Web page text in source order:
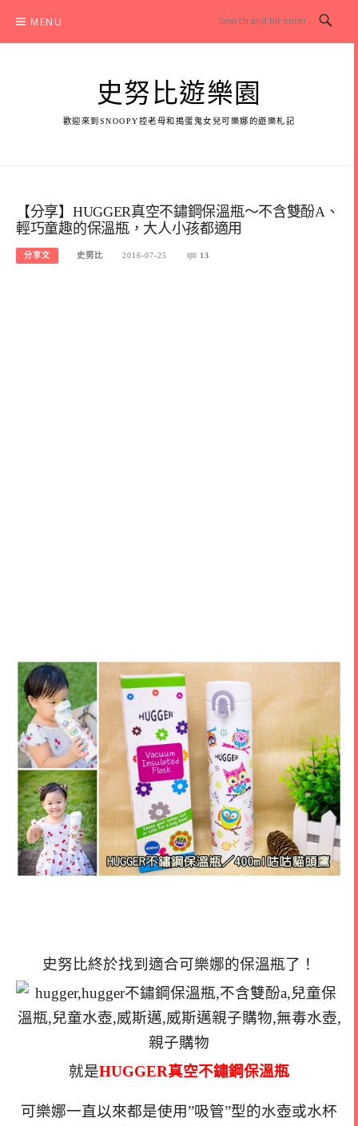
content
MENU
史努比遊樂園
歡迎來到SNOOPY控老母和搗蛋鬼女兒可樂娜的遊樂札記
【分享】HUGGER真空不鏽鋼保溫瓶～不含雙酚A、
輕巧童趣的保溫瓶，大人小孩都適用
分享文 史努比 2016-07-25 13
史努比終於找到適合可樂娜的保溫瓶了！
就是HUGGER真空不鏽鋼保溫瓶
可樂娜一直以來都是使用”吸管”型的水壺或水杯